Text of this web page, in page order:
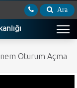
Ara
Oturum Açma